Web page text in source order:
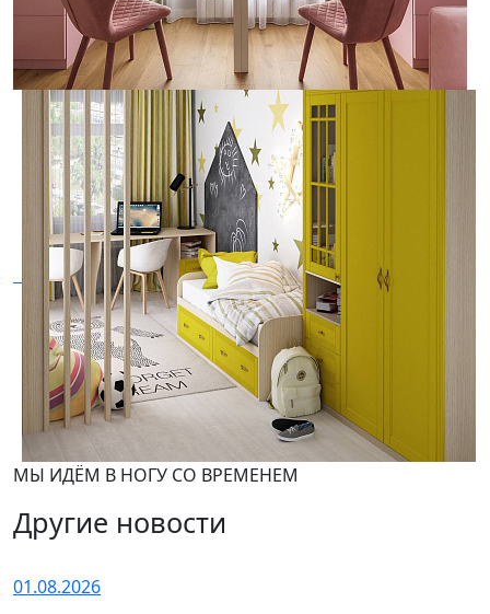
МЫ ИДЁМ В НОГУ СО ВРЕМЕНЕМ
Другие новости
01.08.2026